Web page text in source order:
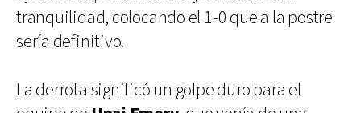
tranquilidad, colocando el 1-0 que a la postre
sería definitivo.
La derrota significó un golpe duro para el